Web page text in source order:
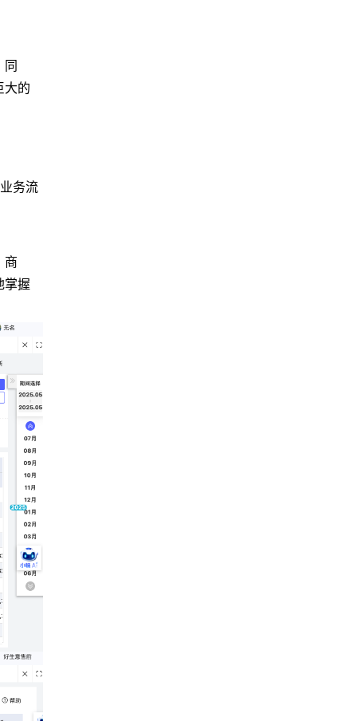
同
大的
务流
商
掌握